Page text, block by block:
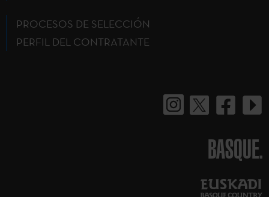
PROCESOS DE SELECCIÓN
PERFIL DEL CONTRATANTE
BASQUE.